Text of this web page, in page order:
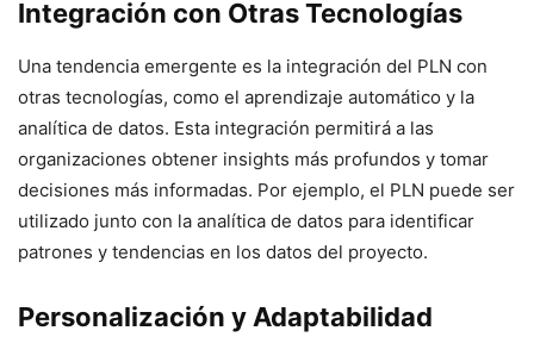
Integración con Otras Tecnologías
Una tendencia emergente es la integración del PLN con
otras tecnologías, como el aprendizaje automático y la
analítica de datos. Esta integración permitirá a las
organizaciones obtener insights más profundos y tomar
decisiones más informadas. Por ejemplo, el PLN puede ser
utilizado junto con la analítica de datos para identificar
patrones y tendencias en los datos del proyecto.
Personalización y Adaptabilidad